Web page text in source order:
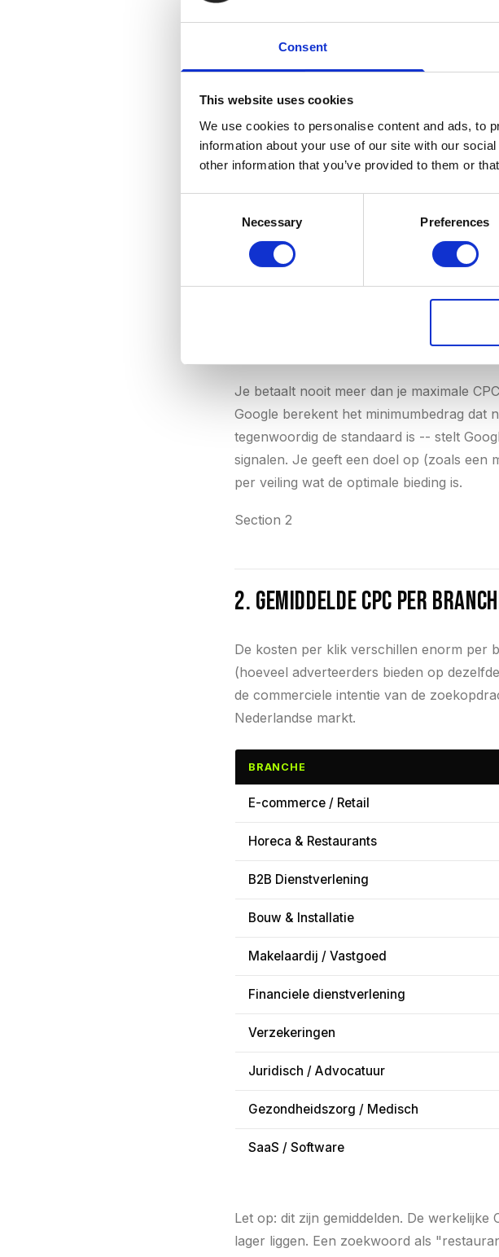
Consent
This website uses cookies
We use cookies to personalise content and ads, to
information about your use of our site with our
other information that you’ve provided to them or
Necessary Preferences
(plus aanvullende
Stel, je biedt maximaal €3 per klik en je
concurrent biedt €5 maar heeft een
de veiling, ondanks een lager bod. En het
het minimum dat nodig is om de
In dit voorbeeld betaal je: (20 / 8) + €0,01
kwaliteitsscore bespaart je dus direct
uitleg over de Google Ads kostenformule.
Je betaalt nooit meer dan je maximale
Google berekent het minimumbedrag dat
tegenwoordig de standaard is -- stelt
signalen. Je geeft een doel op (zoals een
per veiling wat de optimale bieding is.
Section 2
2. Gemiddelde CPC per
De kosten per klik verschillen enorm per
(hoeveel adverteerders bieden op
de commerciele intentie van de
Nederlandse markt.
BRANCHE
E-commerce / Retail
Horeca & Restaurants
B2B Dienstverlening
Bouw & Installatie
Makelaardij / Vastgoed
Financiele dienstverlening
Verzekeringen
Juridisch / Advocatuur
Gezondheidszorg / Medisch
SaaS / Software
Let op: dit zijn gemiddelden. De
lager liggen. Een zoekwoord als